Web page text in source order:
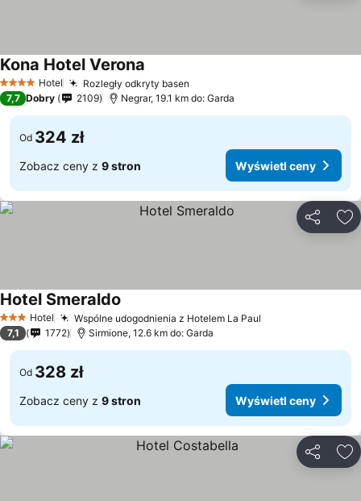
4 KategoriaHotel Rozległy odkryty basen
Kona Hotel Verona
7,7 Dobry 2109 Negrar, 19.1 km do: Garda
Od 324 zł
Zobacz ceny z 9 stron Wyświetl ceny
3 Kategoria
Hotel Wspólne udogodnienia z Hotelem La Paul
Hotel Smeraldo
7,1 1772 Sirmione, 12.6 km do: Garda
Od 328 zł
Zobacz ceny z 9 stron Wyświetl ceny